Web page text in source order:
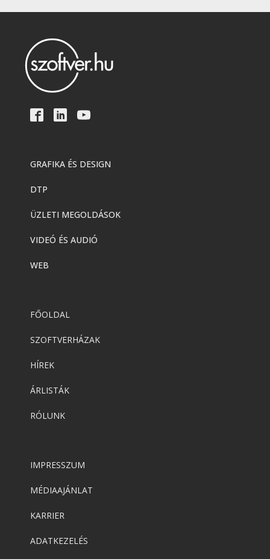
GRAFIKA ÉS DESIGN
DTP
ÜZLETI MEGOLDÁSOK
VIDEÓ ÉS AUDIÓ
WEB
FŐOLDAL
SZOFTVERHÁZAK
HÍREK
ÁRLISTÁK
RÓLUNK
IMPRESSZUM
MÉDIAAJÁNLAT
KARRIER
ADATKEZELÉS